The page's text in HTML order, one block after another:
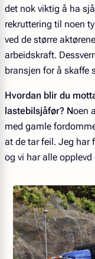
det nok viktig å ha
rekruttering til noen
ved de større
arbeidskraft.
bransjen for å skaffe
Hvordan blir du
lastebilsjåfør? Noen
med gamle
at de tar feil. Jeg har
og vi har alle